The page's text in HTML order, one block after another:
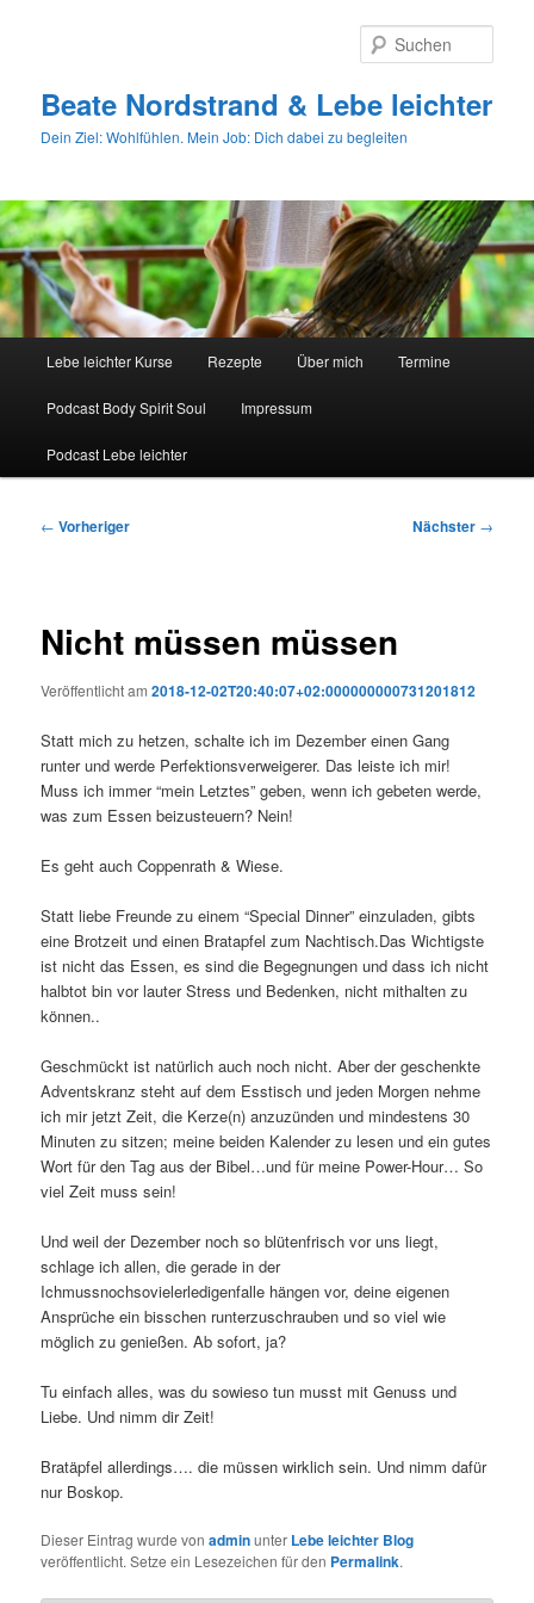
Beate Nordstrand & Lebe leichter
Dein Ziel: Wohlfühlen. Mein Job: Dich dabei zu begleiten
Lebe leichter Kurse Rezepte Über mich Termine
Podcast Body Spirit Soul Impressum
Podcast Lebe leichter
Beitragsnavigation
← Vorheriger Nächster →
Nicht müssen müssen
Veröffentlicht am2018-12-02T20:40:07+02:000000000731201812
Statt mich zu hetzen, schalte ich im Dezember einen Gang
runter und werde Perfektionsverweigerer. Das leiste ich mir!
Muss ich immer “mein Letztes” geben, wenn ich gebeten werde,
was zum Essen beizusteuern? Nein!
Es geht auch Coppenrath & Wiese.
Statt liebe Freunde zu einem “Special Dinner” einzuladen, gibts
eine Brotzeit und einen Bratapfel zum Nachtisch.Das Wichtigste
ist nicht das Essen, es sind die Begegnungen und dass ich nicht
halbtot bin vor lauter Stress und Bedenken, nicht mithalten zu
können..
Geschmückt ist natürlich auch noch nicht. Aber der geschenkte
Adventskranz steht auf dem Esstisch und jeden Morgen nehme
ich mir jetzt Zeit, die Kerze(n) anzuzünden und mindestens 30
Minuten zu sitzen; meine beiden Kalender zu lesen und ein gutes
Wort für den Tag aus der Bibel…und für meine Power-Hour… So
viel Zeit muss sein!
Und weil der Dezember noch so blütenfrisch vor uns liegt,
schlage ich allen, die gerade in der
Ichmussnochsovielerledigenfalle hängen vor, deine eigenen
Ansprüche ein bisschen runterzuschrauben und so viel wie
möglich zu genießen. Ab sofort, ja?
Tu einfach alles, was du sowieso tun musst mit Genuss und
Liebe. Und nimm dir Zeit!
Bratäpfel allerdings…. die müssen wirklich sein. Und nimm dafür
nur Boskop.
Dieser Eintrag wurde vonadminunter Lebe leichter Blog
veröffentlicht. Setze ein Lesezeichen für den Permalink.